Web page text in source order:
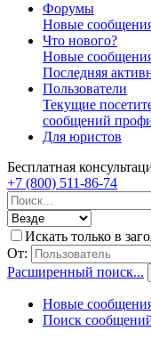
Форумы
Новые
Что нового?
Новые
Последняя
Пользователи
Текущие
сообщений
Для юристов
Бесплатная
+7 (800) 511-86-74
Искать только в
От:
Расширенный поиск...
Новые
Поиск